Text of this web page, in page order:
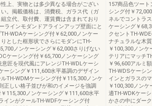
上、実物とは多少異なる場合がござい
。掲載価格は、消費税、ガラス代（ガ
立代、取付費、運賃費は含まれており
ラインモダンドアラインアップ壁面にと
WDAケーシング付￥62,000ノンケー
とした框形状でさらにモダンにTH-
ノンケーシング￥62,000さりげない
ケーシング付￥65,700ノンケーシング
意匠を現代風にアレンジTH-WDLケーシ
ーシング￥111,600水平基調のデザイン
TH-WDMケーシング付￥115,300ノンケ
正しい格子並びが和のイメージを強調
115,300ノンケーシング￥111,600水平
インがクールTH-WDFケーシング付
157商品色ツー
シング付￥
ネルでコントラ
ケーシング￥
クセントTH-
ナチュラルな木
￥100,300ノン
テリアにマッチ
￥96,600アルミ
TH-WDSケーシ
インとガラスの
￥100,300ノン
適TH-WDKケー
かさの中にダー